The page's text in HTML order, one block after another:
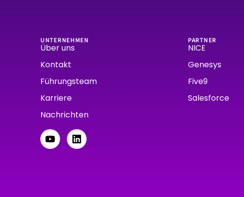
UNTERNEHMEN
Über uns
Kontakt
Führungsteam
Karriere
Nachrichten
PARTNER
NICE
Genesys
Five9
Salesforce